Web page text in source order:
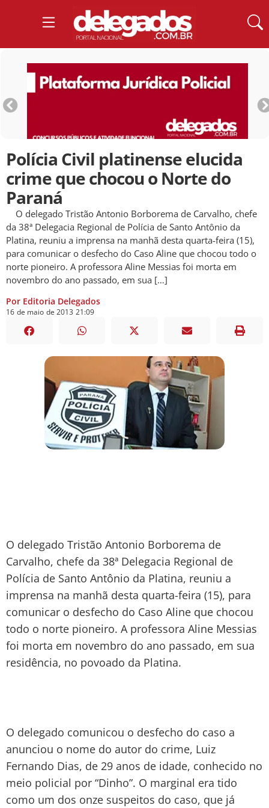
Polícia Civil platinense elucida
crime que chocou o Norte do
Paraná
O delegado Tristão Antonio Borborema de Carvalho, chefe
da 38ª Delegacia Regional de Polícia de Santo Antônio da
Platina, reuniu a imprensa na manhã desta quarta-feira (15),
para comunicar o desfecho do Caso Aline que chocou todo o
norte pioneiro. A professora Aline Messias foi morta em
novembro do ano passado, em sua […]
Por Editoria Delegados
16 de maio de 2013 21:09
O delegado Tristão Antonio Borborema de
Carvalho, chefe da 38ª Delegacia Regional de
Polícia de Santo Antônio da Platina, reuniu a
imprensa na manhã desta quarta-feira (15), para
comunicar o desfecho do Caso Aline que chocou
todo o norte pioneiro. A professora Aline Messias
foi morta em novembro do ano passado, em sua
residência, no povoado da Platina.
O delegado comunicou o desfecho do caso a
anunciou o nome do autor do crime, Luiz
Fernando Dias, de 29 anos de idade, conhecido no
meio policial por “Dinho”. O marginal era tido
como um dos onze suspeitos do caso, que já